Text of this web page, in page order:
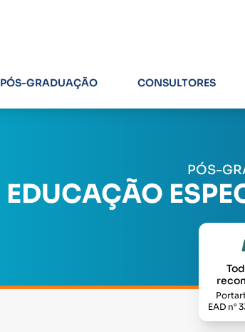
PÓS-GRADUAÇÃO CONSULTORES
PÓS-
EDUCAÇÃO
EAD n°